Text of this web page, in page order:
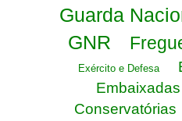
Guarda
GNR
Exército e Defesa
Conservatórias